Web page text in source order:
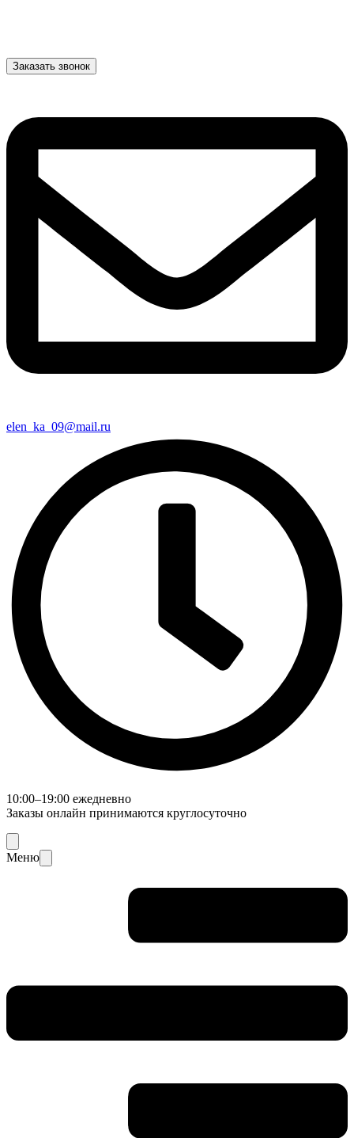
Заказать звонок
elen_ka_09@mail.ru
10:00–19:00 ежедневно
Заказы онлайн принимаются круглосуточно
Меню